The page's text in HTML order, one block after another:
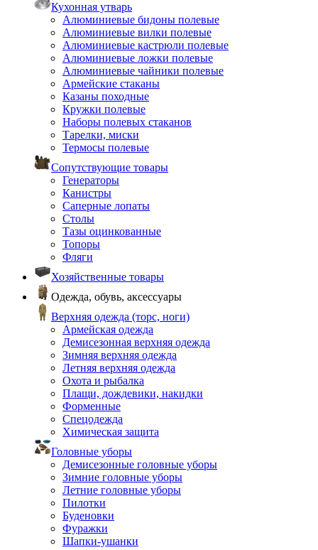
Кухонная утварь
Алюминиевые бидоны полевые
Алюминиевые вилки полевые
Алюминиевые кастрюли полевые
Алюминиевые ложки полевые
Алюминиевые чайники полевые
Армейские стаканы
Казаны походные
Кружки полевые
Наборы полевых стаканов
Тарелки, миски
Термосы полевые
Сопутствующие товары
Генераторы
Канистры
Саперные лопаты
Столы
Тазы оцинкованные
Топоры
Фляги
Хозяйственные товары
Одежда, обувь, аксессуары
Верхняя одежда (торс, ноги)
Армейская одежда
Демисезонная верхняя одежда
Зимняя верхняя одежда
Летняя верхняя одежда
Охота и рыбалка
Плащи, дождевики, накидки
Форменные
Спецодежда
Химическая защита
Головные уборы
Демисезонные головные уборы
Зимние головные уборы
Летние головные уборы
Пилотки
Буденовки
Фуражки
Шапки-ушанки